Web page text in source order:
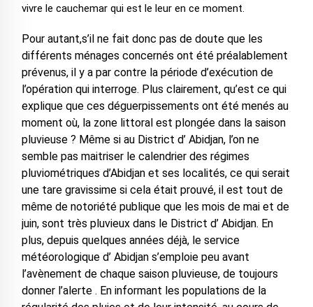
vivre le cauchemar qui est le leur en ce moment.
Pour autant,s’il ne fait donc pas de doute que les
différents ménages concernés ont été préalablement
prévenus, il y a par contre la période d’exécution de
l’opération qui interroge. Plus clairement, qu’est ce qui
explique que ces déguerpissements ont été menés au
moment où, la zone littoral est plongée dans la saison
pluvieuse ? Même si au District d’ Abidjan, l’on ne
semble pas maitriser le calendrier des régimes
pluviométriques d’Abidjan et ses localités, ce qui serait
une tare gravissime si cela était prouvé, il est tout de
même de notoriété publique que les mois de mai et de
juin, sont très pluvieux dans le District d’ Abidjan. En
plus, depuis quelques années déjà, le service
météorologique d’ Abidjan s’emploie peu avant
l’avènement de chaque saison pluvieuse, de toujours
donner l’alerte . En informant les populations de la